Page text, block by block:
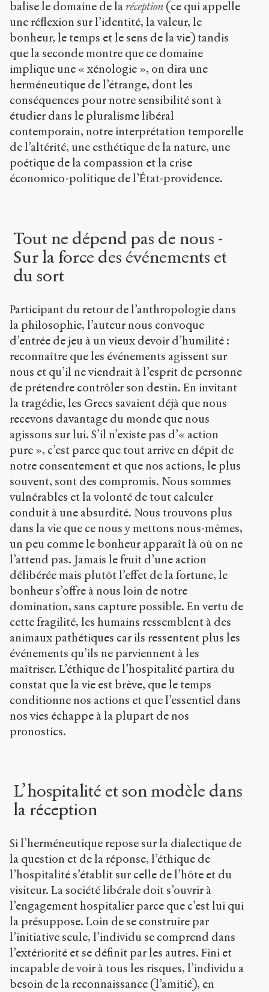
balise le domaine de laréception (ce qui appelle
une réflexion sur l’identité, la valeur, le
bonheur, le temps et le sens de la vie) tandis
que la seconde montre que ce domaine
implique une « xénologie », on dira une
herméneutique de l’étrange, dont les
conséquences pour notre sensibilité sont à
étudier dans le pluralisme libéral
contemporain, notre interprétation temporelle
de l’altérité, une esthétique de la nature, une
poétique de la compassion et la crise
économico-politique de l’État-providence.
Tout ne dépend pas de nous -
Sur la force des événements et
du sort
Participant du retour de l’anthropologie dans
la philosophie, l’auteur nous convoque
d’entrée de jeu à un vieux devoir d’humilité :
reconnaître que les événements agissent sur
nous et qu’il ne viendrait à l’esprit de personne
de prétendre contrôler son destin. En invitant
la tragédie, les Grecs savaient déjà que nous
recevons davantage du monde que nous
agissons sur lui. S’il n’existe pas d’« action
pure », c’est parce que tout arrive en dépit de
notre consentement et que nos actions, le plus
souvent, sont des compromis. Nous sommes
vulnérables et la volonté de tout calculer
conduit à une absurdité. Nous trouvons plus
dans la vie que ce nous y mettons nous-mêmes,
un peu comme le bonheur apparaît là où on ne
l’attend pas. Jamais le fruit d’une action
délibérée mais plutôt l’effet de la fortune, le
bonheur s’offre à nous loin de notre
domination, sans capture possible. En vertu de
cette fragilité, les humains ressemblent à des
animaux pathétiques car ils ressentent plus les
événements qu’ils ne parviennent à les
maîtriser. L’éthique de l’hospitalité partira du
constat que la vie est brève, que le temps
conditionne nos actions et que l’essentiel dans
nos vies échappe à la plupart de nos
pronostics.
L’hospitalité et son modèle dans
la réception
Si l’herméneutique repose sur la dialectique de
la question et de la réponse, l’éthique de
l’hospitalité s’établit sur celle de l’hôte et du
visiteur. La société libérale doit s’ouvrir à
l’engagement hospitalier parce que c’est lui qui
la présuppose. Loin de se construire par
l’initiative seule, l’individu se comprend dans
l’extériorité et se définit par les autres. Fini et
incapable de voir à tous les risques, l’individu a
besoin de la reconnaissance (l’amitié), en